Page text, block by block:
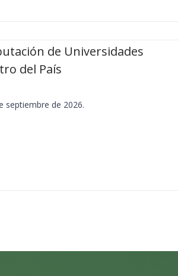
de Universidades
del País
septiembre de 2026.